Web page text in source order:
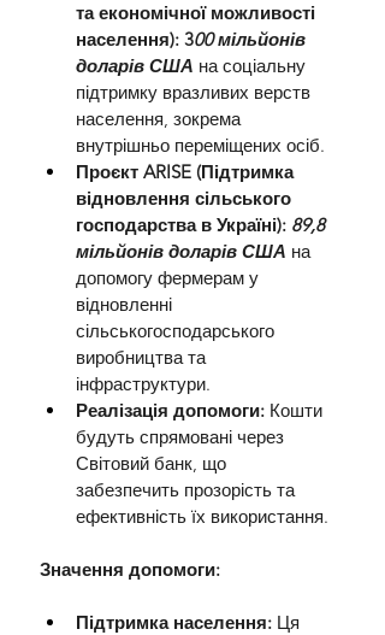
та економічної можливості
населення): 300 мільйонів
доларів США на соціальну
підтримку вразливих верств
населення, зокрема
внутрішньо переміщених осіб.
Проєкт ARISE (Підтримка
відновлення сільського
господарства в Україні): 89,8
мільйонів доларів США на
допомогу фермерам у
відновленні
сільськогосподарського
виробництва та
інфраструктури.
Реалізація допомоги: Кошти
будуть спрямовані через
Світовий банк, що
забезпечить прозорість та
ефективність їх використання.
Значення допомоги:
Підтримка населення: Ця